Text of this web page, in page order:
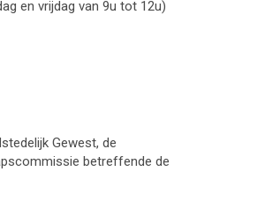
en vrijdag van 9u tot 12u)
Gewest, de
betreffende de